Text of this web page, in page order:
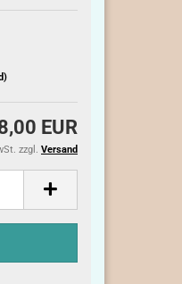
EUR
zzgl. Versand